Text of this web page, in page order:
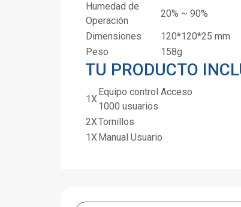
Humedad de
Operación
20% ~ 90%
Dimensiones
120*120*25 mm
Peso
158g
TU PRODUCTO
1X
Equipo control Acceso
1000 usuarios
2XTornillos
1X Manual Usuario